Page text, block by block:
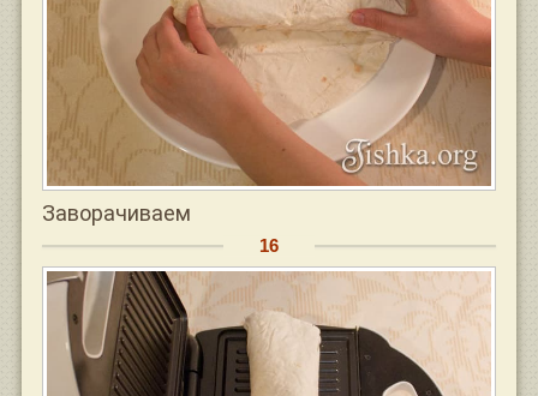
Заворачиваем